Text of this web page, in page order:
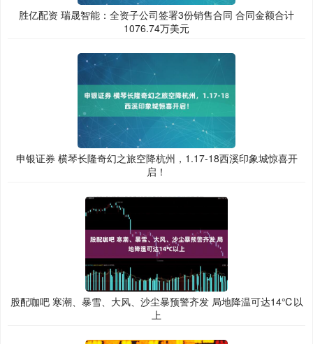
胜亿配资 瑞晟智能：全资子公司签署3份销售合同 合同金额合计
1076.74万美元
申银证券 横琴长隆奇幻之旅空降杭州，1.17-18西溪印象城惊喜开
启！
股配咖吧 寒潮、暴雪、大风、沙尘暴预警齐发 局地降温可达14℃以
上